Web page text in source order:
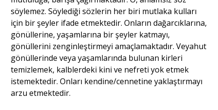
söylemez. Söylediği sözlerin her biri mutlaka kulları
için bir şeyler ifade etmektedir. Onların dağarcıklarına,
gönüllerine, yaşamlarına bir şeyler katmayı,
gönüllerini zenginleştirmeyi amaçlamaktadır. Veyahut
gönüllerinde veya yaşamlarında bulunan kirleri
temizlemek, kalblerdeki kini ve nefreti yok etmek
istemektedir. Onları kendine/cennetine yaklaştırmayı
arzu etmektedir.